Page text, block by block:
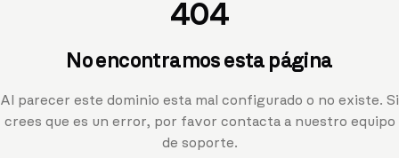
404
No encontramos esta página
Al parecer este dominio esta mal configurado o no existe. Si
crees que es un error, por favor contacta a nuestro equipo
de soporte.